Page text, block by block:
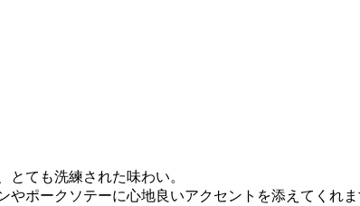
ても洗練された味わい。
ポークソテーに心地良いアクセントを添えてくれ